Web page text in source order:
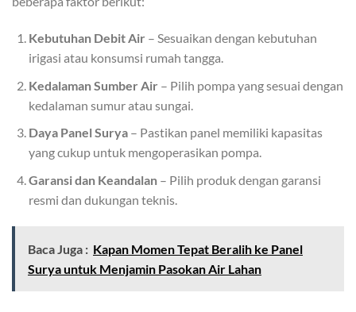
Kebutuhan Debit Air – Sesuaikan dengan kebutuhan
irigasi atau konsumsi rumah tangga.
Kedalaman Sumber Air – Pilih pompa yang sesuai dengan
kedalaman sumur atau sungai.
Daya Panel Surya– Pastikan panel memiliki kapasitas
yang cukup untuk mengoperasikan pompa.
Garansi dan Keandalan– Pilih produk dengan garansi
resmi dan dukungan teknis.
Baca Juga : Kapan Momen Tepat Beralih ke Panel
Surya untuk Menjamin Pasokan Air Lahan